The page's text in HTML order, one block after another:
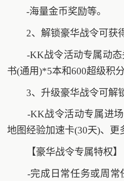
-海量金币奖励等。
2、解锁豪华战令可获得
-KK战令活动专属动态
书(通用)*5本和600超级积
3、升级豪华战令可解锁
-KK战令活动专属进场
地图经验加速卡(30天)、更
【豪华战令专属特权】
-完成日常任务或周常